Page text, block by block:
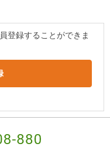
登録することができま